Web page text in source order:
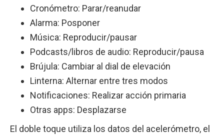
Cronómetro: Parar/reanudar
Alarma: Posponer
Música: Reproducir/pausar
Podcasts/libros de audio: Reproducir/pausa
Brújula: Cambiar al dial de elevación
Linterna: Alternar entre tres modos
Notificaciones: Realizar acción primaria
Otras apps: Desplazarse
El doble toque utiliza los datos del acelerómetro, el